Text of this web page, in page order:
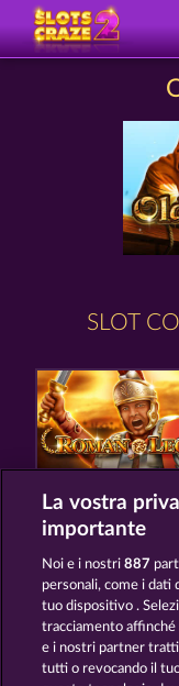
SLOT
ROMAN LEGION
PIGGY COLLECT
La vostra
importante
Noi e i nostri887
personali, come i dati
tuo dispositivo .
tracciamento
e i nostri partner
tutti o revocando il